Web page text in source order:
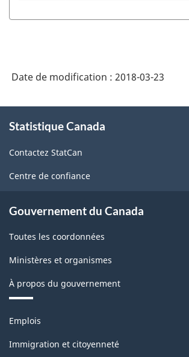
industries
l'Amérique
du
Nord
(SCIAN)
2017
-
Structure
la
classification
Date de modification : 2018-03-23
propos
ce
site
Statistique Canada
Contactez StatCan
Centre de confiance
Gouvernement du Canada
Toutes les coordonnées
Ministères et organismes
À propos du gouvernement
Thèmes
sujets
Emplois
Immigration et citoyenneté